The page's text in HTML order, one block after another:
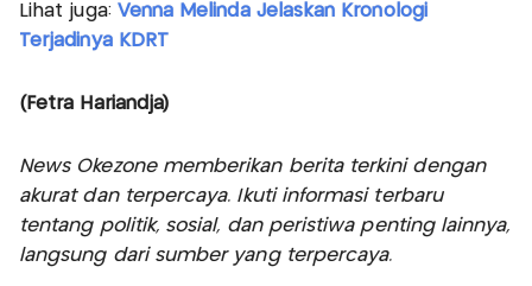
Lihat juga: Venna Melinda Jelaskan Kronologi
Terjadinya KDRT
(Fetra Hariandja)
News Okezone memberikan berita terkini dengan
akurat dan terpercaya. Ikuti informasi terbaru
tentang politik, sosial, dan peristiwa penting lainnya,
langsung dari sumber yang terpercaya.